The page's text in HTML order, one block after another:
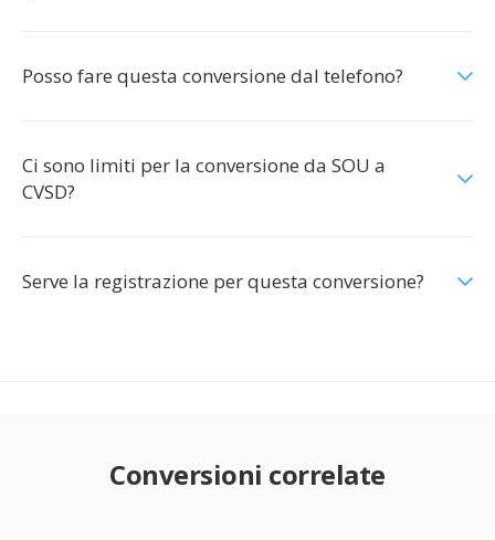
Posso fare questa conversione dal telefono?
Ci sono limiti per la conversione da SOU a
CVSD?
Serve la registrazione per questa conversione?
Conversioni correlate